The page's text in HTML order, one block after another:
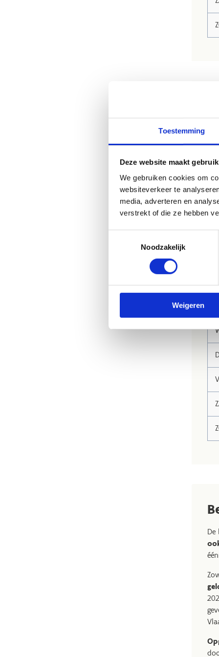
Toestemming
Deze website maakt
We gebruiken cookies om
websiteverkeer te
media, adverteren en
verstrekt of die ze hebben
Noodzakelijk
Weigeren
-
-
-